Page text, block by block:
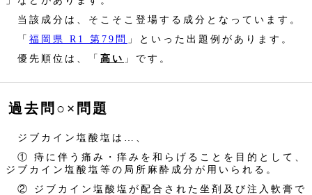
当該成分は、そこそこ登場する成分となっています。
「 福岡県 R1 第79問
」といった出題例があります。
優先順位は、「 高い 」です。
過去問○×問題
ジブカイン塩酸塩は…、
① 痔に伴う痛み・痒みを和らげることを目的として、
ジブカイン塩酸塩等の局所麻酔成分が用いられる。
② ジブカイン塩酸塩が配合された坐剤及び注入軟膏で